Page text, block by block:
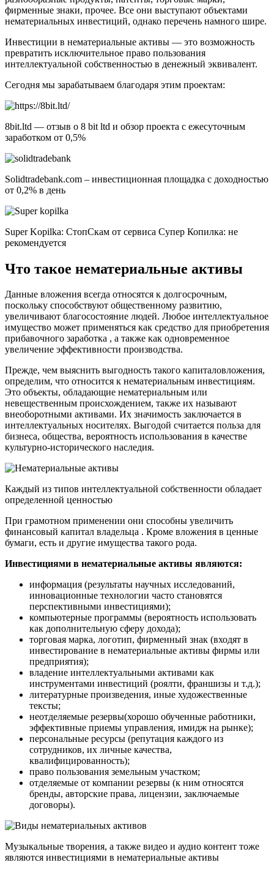
фирменные знаки, прочее. Все они выступают объектами
нематериальных инвестиций, однако перечень намного шире.
Инвестиции в нематериальные активы — это возможность
превратить исключительное право пользования
интеллектуальной собственностью в денежный эквивалент.
Сегодня мы зарабатываем благодаря этим проектам:
8bit.ltd — отзыв о 8 bit ltd и обзор проекта с ежесуточным
заработком от 0,5%
Solidtradebank.com – инвестиционная площадка с доходностью
от 0,2% в день
Super Kopilka: СтопСкам от сервиса Супер Копилка: не
рекомендуется
Что такое нематериальные активы
Данные вложения всегда относятся к долгосрочным,
поскольку способствуют общественному развитию,
увеличивают благосостояние людей. Любое интеллектуальное
имущество может применяться как средство для приобретения
прибавочного заработка , а также как одновременное
увеличение эффективности производства.
Прежде, чем выяснить выгодность такого капиталовложения,
определим, что относится к нематериальным инвестициям.
Это объекты, обладающие нематериальным или
невещественным происхождением, также их называют
внеоборотными активами. Их значимость заключается в
интеллектуальных носителях. Выгодой считается польза для
бизнеса, общества, вероятность использования в качестве
культурно-исторического наследия.
Каждый из типов интеллектуальной собственности обладает
определенной ценностью
При грамотном применении они способны увеличить
финансовый капитал владельца . Кроме вложения в ценные
бумаги, есть и другие имущества такого рода.
Инвестициями в нематериальные активы являются:
информация (результаты научных исследований,
инновационные технологии часто становятся
перспективными инвестициями);
компьютерные программы (вероятность использовать
как дополнительную сферу дохода);
торговая марка, логотип, фирменный знак (входят в
инвестирование в нематериальные активы фирмы или
предприятия);
владение интеллектуальными активами как
инструментами инвестиций (роялти, франшизы и т.д.);
литературные произведения, иные художественные
тексты;
неотделяемые резервы(хорошо обученные работники,
эффективные приемы управления, имидж на рынке);
персональные ресурсы (репутация каждого из
сотрудников, их личные качества,
квалифицированность);
право пользования земельным участком;
отделяемые от компании резервы (к ним относятся
бренды, авторские права, лицензии, заключаемые
договоры).
Музыкальные творения, а также видео и аудио контент тоже
являются инвестициями в нематериальные активы